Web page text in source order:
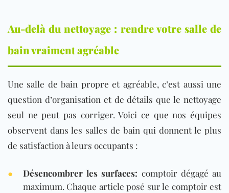
Au-delà du nettoyage : rendre votre salle de
bain vraiment agréable
Une salle de bain propre et agréable, c’est aussi une
question d’organisation et de détails que le nettoyage
seul ne peut pas corriger. Voici ce que nos équipes
observent dans les salles de bain qui donnent le plus
de satisfaction à leurs occupants :
● Désencombrer les surfaces: comptoir dégagé au
maximum. Chaque article posé sur le comptoir est